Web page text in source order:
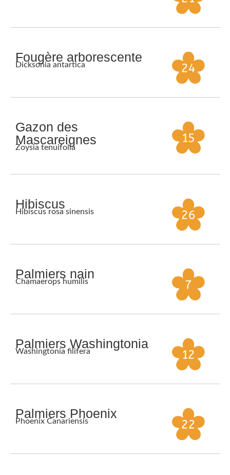
Fougère arborescente
Dicksonia antartica
Gazon des
Mascareignes
Zoysia tenuifolia
Hibiscus
Hibiscus rosa sinensis
Palmiers nain
Chamaerops humilis
Palmiers Washingtonia
Washingtonia filifera
Palmiers Phoenix
Phoenix Canariensis